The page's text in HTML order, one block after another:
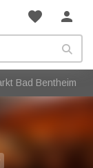
favorite person
Bad Bentheim